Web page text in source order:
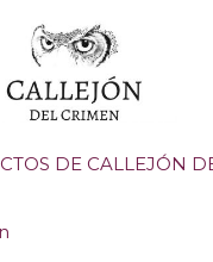
DE CALLEJÓN